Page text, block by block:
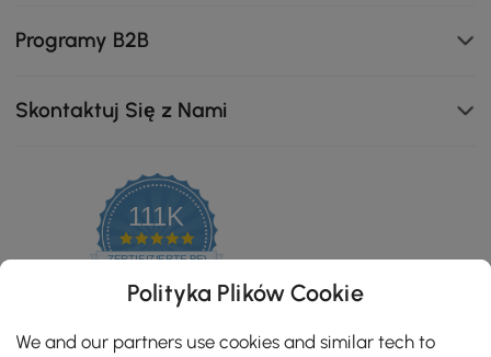
Programy B2B
Skontaktuj Się z Nami
111K
4.8
star
ZERTIFIZIERTE BEWERTUNGEN
Polityka Plików Cookie
We and our partners use cookies and similar tech to